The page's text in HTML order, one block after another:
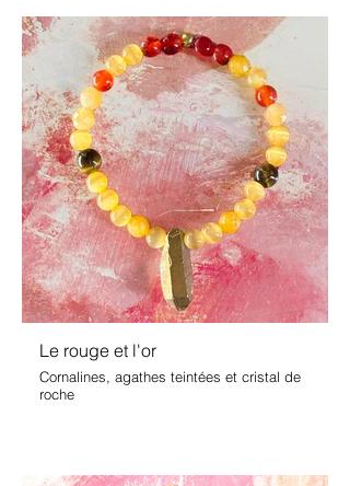
Le rouge et l'or
Cornalines, agathes teintées et cristal de
roche